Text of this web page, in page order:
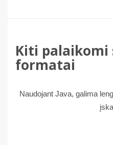
Kiti palaikomi
formatai
Naudojant Java, galima